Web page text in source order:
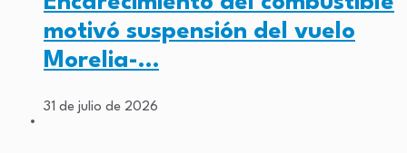
motivó suspensión del vuelo
Morelia-…
31 de julio de 2026